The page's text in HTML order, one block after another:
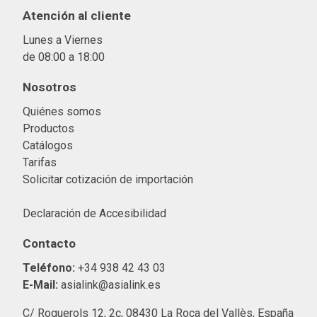
Atención al cliente
Lunes a Viernes
de 08:00 a 18:00
Nosotros
Quiénes somos
Productos
Catálogos
Tarifas
Solicitar cotización de importación
Declaración de Accesibilidad
Contacto
Teléfono: +34 938 42 43 03
E-Mail: asialink@asialink.es
C/ Roquerols 12, 2c, 08430 La Roca del Vallès, España